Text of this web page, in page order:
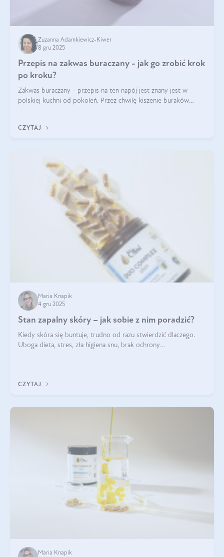
Zuzanna Adamkiewicz-Kiwer
8 gru 2025
Przepis na zakwas buraczany - jak go zrobić krok
po kroku?
Zakwas buraczany - przepis na ten napój jest znany jest w
polskiej kuchni od pokoleń. Przez chwilę kiszenie buraków
CZYTAJ
Maria Knapik
4 gru 2025
Stan zapalny skóry – jak sobie z nim poradzić?
Kiedy skóra się buntuje, trudno od razu stwierdzić dlaczego.
Uboga dieta, stres, zła higiena snu, brak ochrony
CZYTAJ
Maria Knapik